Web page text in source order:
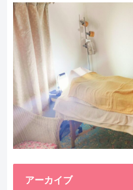
アーカイブ